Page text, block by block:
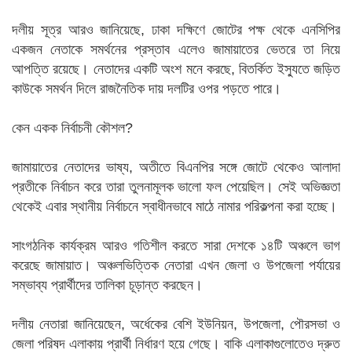
দলীয় সূত্র আরও জানিয়েছে, ঢাকা দক্ষিণে জোটের পক্ষ থেকে এনসিপির
একজন নেতাকে সমর্থনের প্রস্তাব এলেও জামায়াতের ভেতরে তা নিয়ে
আপত্তি রয়েছে। নেতাদের একটি অংশ মনে করছে, বিতর্কিত ইস্যুতে জড়িত
কাউকে সমর্থন দিলে রাজনৈতিক দায় দলটির ওপর পড়তে পারে।
কেন একক নির্বাচনী কৌশল?
জামায়াতের নেতাদের ভাষ্য, অতীতে বিএনপির সঙ্গে জোটে থেকেও আলাদা
প্রতীকে নির্বাচন করে তারা তুলনামূলক ভালো ফল পেয়েছিল। সেই অভিজ্ঞতা
থেকেই এবার স্থানীয় নির্বাচনে স্বাধীনভাবে মাঠে নামার পরিকল্পনা করা হচ্ছে।
সাংগঠনিক কার্যক্রম আরও গতিশীল করতে সারা দেশকে ১৪টি অঞ্চলে ভাগ
করেছে জামায়াত। অঞ্চলভিত্তিক নেতারা এখন জেলা ও উপজেলা পর্যায়ের
সম্ভাব্য প্রার্থীদের তালিকা চূড়ান্ত করছেন।
দলীয় নেতারা জানিয়েছেন, অর্ধেকের বেশি ইউনিয়ন, উপজেলা, পৌরসভা ও
জেলা পরিষদ এলাকায় প্রার্থী নির্ধারণ হয়ে গেছে। বাকি এলাকাগুলোতেও দ্রুত